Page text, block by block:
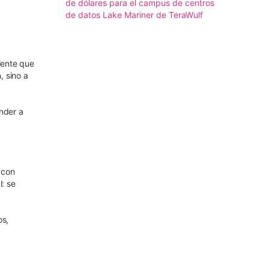
que
sino a
a
se
de dólares para el campus de centros
de datos Lake Mariner de TeraWulf